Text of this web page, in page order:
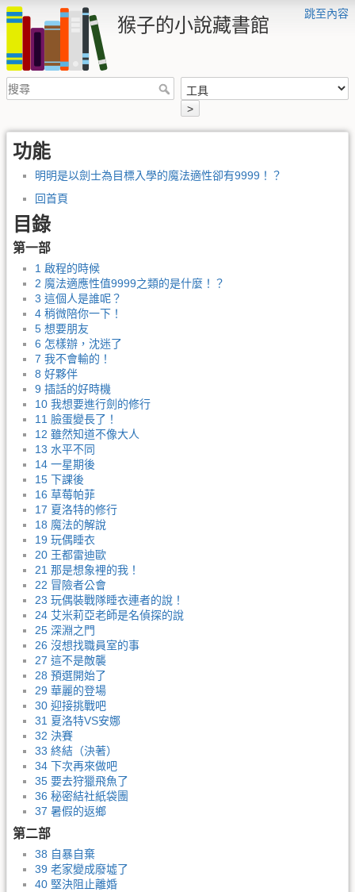
跳至內容
猴子的小說藏書館
>
功能
明明是以劍士為目標入學的魔法適性卻有9999！？
回首頁
目錄
第一部
1 啟程的時候
2 魔法適應性值9999之類的是什麼！？
3 這個人是誰呢？
4 稍微陪你一下！
5 想要朋友
6 怎樣辦，沈迷了
7 我不會輸的！
8 好夥伴
9 插話的好時機
10 我想要進行劍的修行
11 臉蛋變長了！
12 雖然知道不像大人
13 水平不同
14 一星期後
15 下課後
16 草莓帕菲
17 夏洛特的修行
18 魔法的解說
19 玩偶睡衣
20 王都雷迪歐
21 那是想象裡的我！
22 冒險者公會
23 玩偶裝戰隊睡衣連者的說！
24 艾米莉亞老師是名偵探的說
25 深淵之門
26 沒想找職員室的事
27 這不是敵襲
28 預選開始了
29 華麗的登場
30 迎接挑戰吧
31 夏洛特VS安娜
32 決賽
33 終結（決著）
34 下次再來做吧
35 要去狩獵飛魚了
36 秘密結社紙袋團
37 暑假的返鄉
第二部
38 自暴自棄
39 老家變成廢墟了
40 堅決阻止離婚